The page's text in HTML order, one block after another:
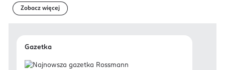
Zobacz więcej
Gazetka